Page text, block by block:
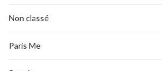
Non classé
Paris Me